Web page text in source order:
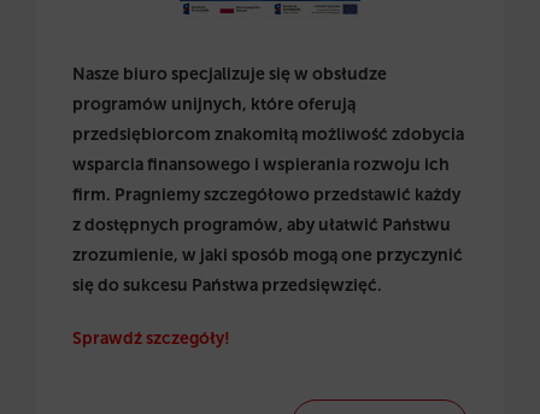
Nasze biuro specjalizuje się w obsłudze
programów unijnych, które oferują
przedsiębiorcom znakomitą możliwość zdobycia
wsparcia finansowego i wspierania rozwoju ich
firm. Pragniemy szczegółowo przedstawić każdy
z dostępnych programów, aby ułatwić Państwu
zrozumienie, w jaki sposób mogą one przyczynić
się do sukcesu Państwa przedsięwzięć.
Sprawdź szczegóły!